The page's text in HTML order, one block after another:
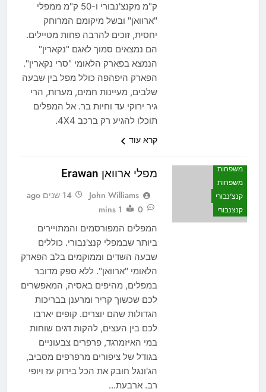
ק"מ מקנצ'נבורי ו-50 ק"מ ממפלי
"ארוואן" ובשל מיקומם המרוחק
יחסית, זוכים להרבה פחות מטיילים.
הם נמצאים סמוך לאגם "נקארין"
הנמצא בפארק הלאומי "סרי נקארין".
הפארק היפהפה כולל מפל בין שבעה
שלבים, מעיינות חמים, מערות, הרי
גיר ירוקי עד וחיות בר. אל המפלים
תוכלו להגיע רק ברכב 4X4.
קרא עוד
משפחות
משפחות
קנצ'נבורי
קנצנבורי
מפלי ארוואן Erawan
John Williams
14 שנים ago
0
1 mins
המפלים המפורסמים והמתויירים
ביותר שבמפלי קנצ'נבורי. כוללים
שבעה השדים וממוקמים בלב הפארק
הלאומי "ארוואן". ללא ספק מדובר
במפלים, מהיפים באסיה, המאפשרים
לכם שכשוך קריר ומרענן בבריכות
הגדולות שהם יוצרים. קופים יארבו
לכם בין העצים, להקות דגים שוחות
במי האיזמרגד, פרפרים צבעוניים
בגודל של ציפורים מרפרפים מסביב,
הג'ונגל חובק את הכל בירוק עז ויופי
רב. ארבעת…